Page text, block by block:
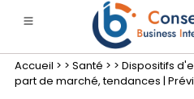
Accueil > > Santé > > Dispositifs
part de marché, tendances |